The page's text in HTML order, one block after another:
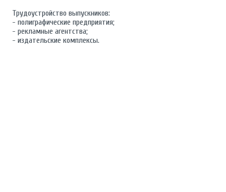
Трудоустройство выпускников:
- полиграфические предприятия;
- рекламные агентства;
- издательские комплексы.